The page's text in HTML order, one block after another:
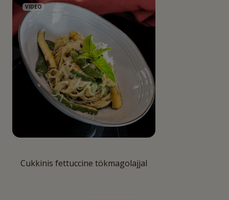
Cukkinis fettuccine tökmagolajjal
VIDEO